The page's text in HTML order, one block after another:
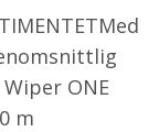
ONE
m